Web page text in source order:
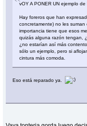
vOY A PONER UN ejemplo
Hay foreros que han
concretamente) no les
importancia tiene que esos
quizás alguna razón tengan,
¿no estarían así más
sólo un ejemplo, pero si
cintura más comoda.
Eso está reparado ya.